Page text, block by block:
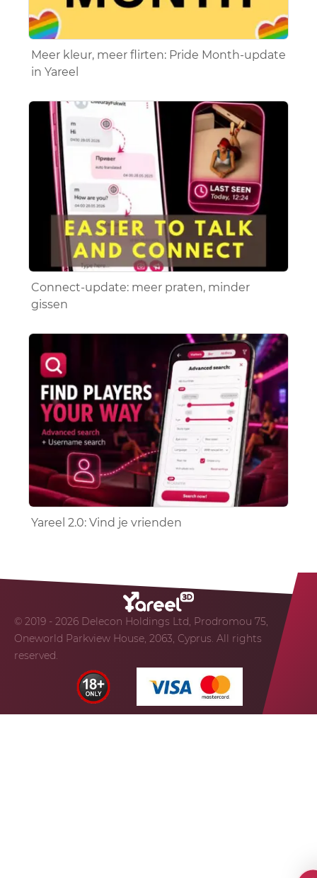
Meer kleur, meer flirten: Pride Month-update
in Yareel
Connect-update: meer praten, minder
gissen
Yareel 2.0: Vind je vrienden
© 2019 - 2026 Delecon Holdings Ltd, Prodromou 75,
Oneworld Parkview House, 2063, Cyprus. All rights
reserved.